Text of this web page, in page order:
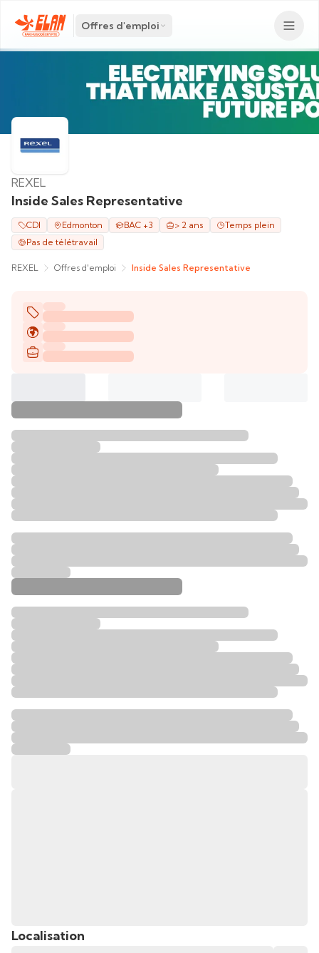
Offres d'emploi
Inside Sales Representative
REXEL
CDI Edmonton BAC +3 > 2 ans
Temps plein
Pas de télétravail
REXEL Offres d'emploi Inside Sales Representative
Localisation